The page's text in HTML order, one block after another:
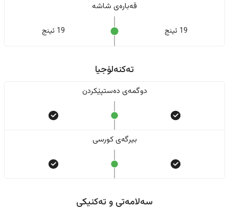
قەبارەی شاشە
19 ئینج 19 ئینج
تەکنەلۆجیا
دوگمەی دەستپێکردن
بیرگەی کورسی
سەلامەتی و تەکنیکی